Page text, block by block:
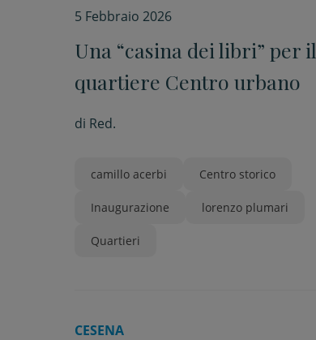
5 Febbraio 2026
Una “casina dei libri” per il
quartiere Centro urbano
di Red.
camillo acerbi Centro storico
Inaugurazione lorenzo plumari
Quartieri
CESENA